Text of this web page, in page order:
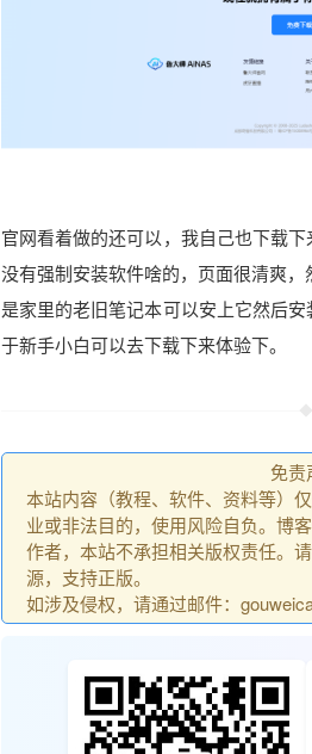
官网看着做的还可以，我自己也下载
没有强制安装软件啥的，页面很清爽
是家里的老旧笔记本可以安上它然后
于新手小白可以去下载下来体验下。
免责
本站内容（教程、软件、资料等）
业或非法目的，使用风险自负。博
作者，本站不承担相关版权责任。
源，支持正版。
如涉及侵权，请通过邮件：